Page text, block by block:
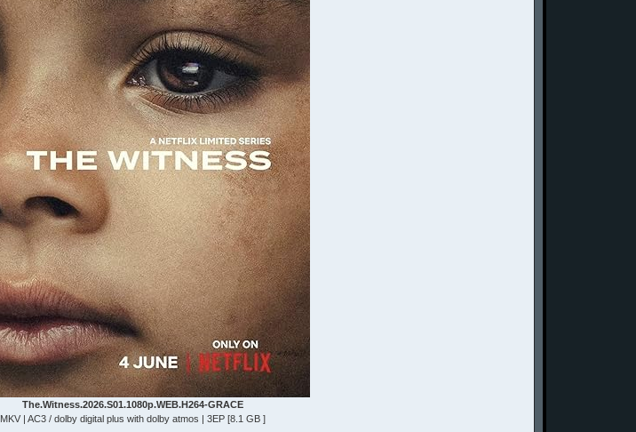
The.Witness.2026.S01.1080p.WEB.H264-GRACE
MKV | AC3 / dolby digital plus with dolby atmos | 3EP [8.1 GB ]